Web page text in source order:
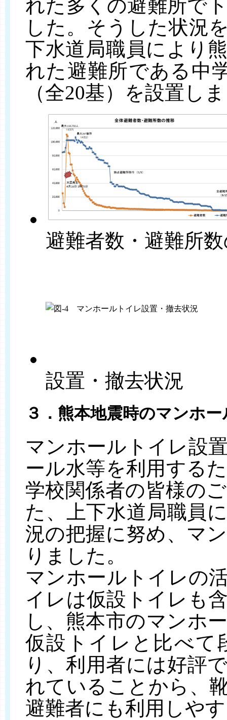
れた多くの避難所で
した。そうした状況
下水道局職員により
れた避難所である中
（全20基）を設置し
避難者数・避難所
設置・撤去状況
３．熊本地震時のマンホ
マンホールトイレ設
ール水等を利用する
学校関係者の皆様の
た、上下水道局職員
況の把握に努め、マ
りました。
マンホールトイレの
イレは仮設トイレも
し、熊本市のマンホ
仮設トイレと比べて
り、利用者には好評
れていることから、
避難者にも利用しや